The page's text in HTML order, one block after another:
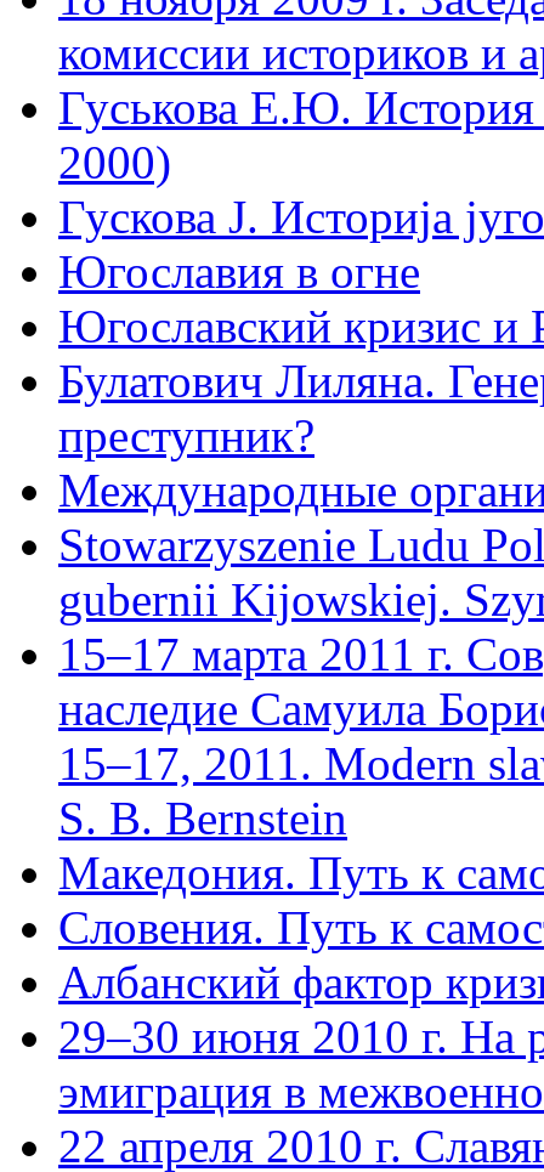
комиссии историков и
Гуськова Е.Ю. История
2000)
Гускова J. Историjа
Югославия в огне
Югославский кризис и
Булатович Лиляна.
преступник?
Международные
Stowarzyszenie Ludu
gubernii Kijowskiej.
15–17 марта 2011 г.
наследие Самуила
15–17, 2011. Modern
S. B. Bernstein
Македония. Путь к
Словения. Путь к
Албанский фактор
29–30 июня 2010 г. На
эмиграция в
22 апреля 2010 г.